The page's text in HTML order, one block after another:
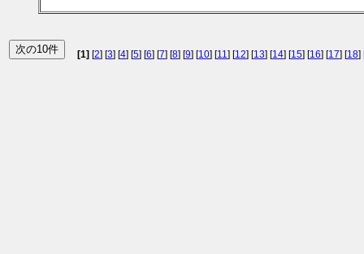
[1] [2] [3] [4] [5] [6] [7] [8] [9] [10] [11] [12] [13] [14] [15] [16] [17] [18]